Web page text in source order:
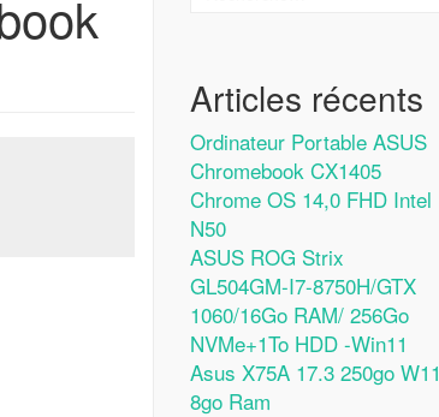
Articles récents
Ordinateur Portable ASUS
Chromebook CX1405
Chrome OS 14,0 FHD Intel
N50
ASUS ROG Strix
GL504GM-I7-8750H/GTX
1060/16Go RAM/ 256Go
NVMe+1To HDD -Win11
Asus X75A 17.3 250go W11
8go Ram